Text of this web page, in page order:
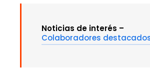
Noticias de interés –
Colaboradores